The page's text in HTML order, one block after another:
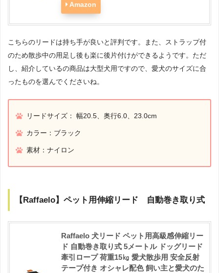
Amazon
こちらのリードは持ち手が良いと評判です。また、ストラップ付
のため散歩中の用足し後も楽に後片付けができるようです。ただ
し、紹介しているの商品は大型犬用ですので、愛犬のサイズに合
ったものを選んでくださいね。
リードサイズ： 幅20.5、奥行6.0、23.0cm
カラー：ブラック
素材：ナイロン
【Raffaelo】ペット用伸縮リード 自動巻き取り式
Raffaelo 犬リード ペット用高級感伸縮リー
ド 自動巻き取り式 5メートル ドッグリード
牽引ロープ 荷重15㎏ 愛犬散歩用 安全反射
テープ付き オシャレ配色 飼い主と愛犬のた